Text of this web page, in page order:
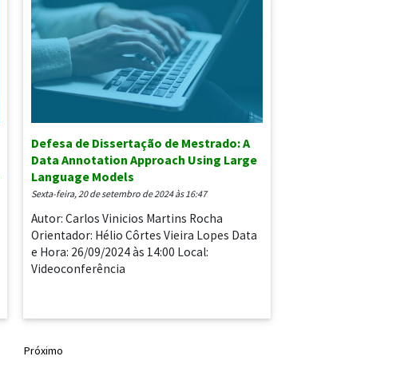
Defesa de Dissertação de Mestrado: A
Data Annotation Approach Using Large
Language Models
sexta-feira, 20 de setembro de 2024 às 16:47
Autor: Carlos Vinicios Martins Rocha
Orientador: Hélio Côrtes Vieira Lopes Data
e Hora: 26/09/2024 às 14:00 Local:
Videoconferência
Próximo